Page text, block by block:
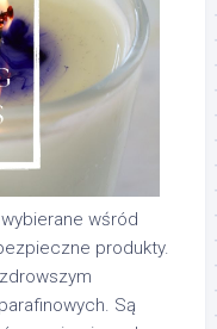
wśród
produkty.
Są